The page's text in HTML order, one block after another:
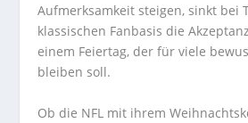
Aufmerksamkeit steigen, sinkt bei
klassischen Fanbasis die
einem Feiertag, der für viele
bleiben soll.
Ob die NFL mit ihrem